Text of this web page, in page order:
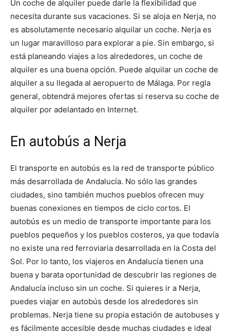
Un coche de alquiler puede darle la flexibilidad que
necesita durante sus vacaciones. Si se aloja en Nerja, no
es absolutamente necesario alquilar un coche. Nerja es
un lugar maravilloso para explorar a pie. Sin embargo, si
está planeando viajes a los alrededores, un coche de
alquiler es una buena opción. Puede alquilar un coche de
alquiler a su llegada al aeropuerto de Málaga. Por regla
general, obtendrá mejores ofertas si reserva su coche de
alquiler por adelantado en Internet.
En autobús a Nerja
El transporte en autobús es la red de transporte público
más desarrollada de Andalucía. No sólo las grandes
ciudades, sino también muchos pueblos ofrecen muy
buenas conexiones en tiempos de ciclo cortos. El
autobús es un medio de transporte importante para los
pueblos pequeños y los pueblos costeros, ya que todavía
no existe una red ferroviaria desarrollada en la Costa del
Sol. Por lo tanto, los viajeros en Andalucía tienen una
buena y barata oportunidad de descubrir las regiones de
Andalucía incluso sin un coche. Si quieres ir a Nerja,
puedes viajar en autobús desde los alrededores sin
problemas. Nerja tiene su propia estación de autobuses y
es fácilmente accesible desde muchas ciudades e ideal